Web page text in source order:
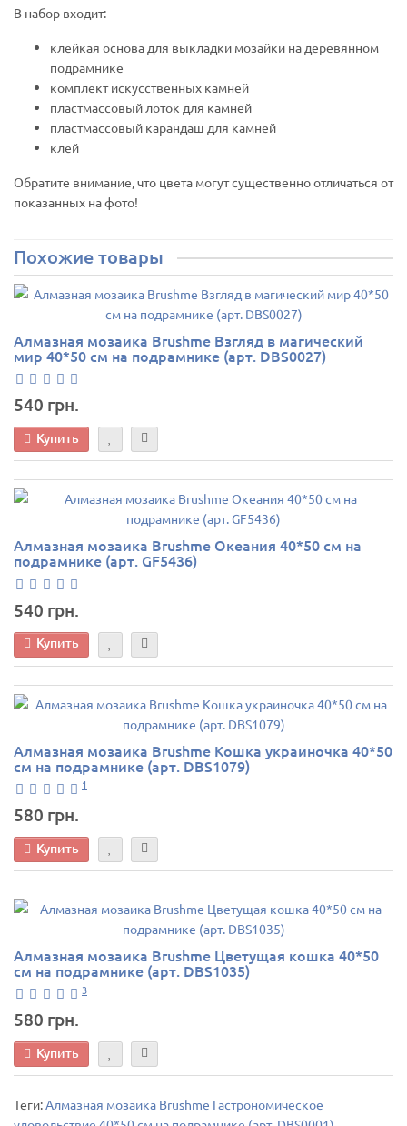
В набор входит:
клейкая основа для выкладки мозайки на деревянном
подрамнике
комплект искусственных камней
пластмассовый лоток для камней
пластмассовый карандаш для камней
клей
Обратите внимание, что цвета могут существенно отличаться от
показанных на фото!
Похожие товары
Алмазная мозаика Brushme Взгляд в магический
мир 40*50 см на подрамнике (арт. DBS0027)
540 грн.
Купить
Алмазная мозаика Brushme Океания 40*50 см на
подрамнике (арт. GF5436)
540 грн.
Купить
Алмазная мозаика Brushme Кошка украиночка 40*50
см на подрамнике (арт. DBS1079)
1
580 грн.
Купить
Алмазная мозаика Brushme Цветущая кошка 40*50
см на подрамнике (арт. DBS1035)
3
580 грн.
Купить
Теги:Алмазная мозаика Brushme Гастрономическое